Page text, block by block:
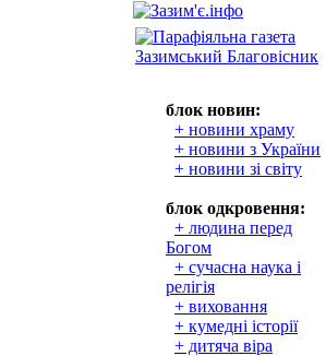
блок новин:
+ новини храму
+ новини з України
+ новини зі світу
блок одкровення:
+ людина перед
Богом
+ сучасна наука і
релігія
+ виховання
+ кумедні історії
+ дитяча віра